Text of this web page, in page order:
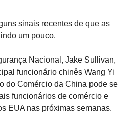
sinais recentes de que as
um pouco.
Nacional, Jake Sullivan,
funcionário chinês Wang Yi
do Comércio da China pode se
funcionários de comércio e
EUA nas próximas semanas.